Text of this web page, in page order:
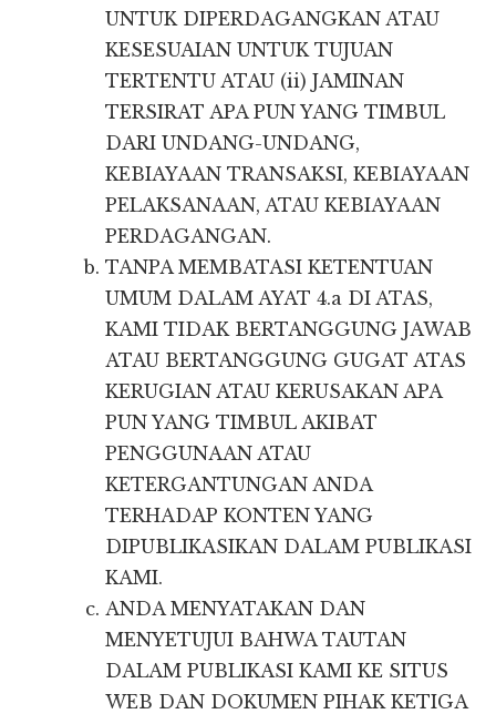
UNTUK DIPERDAGANGKAN ATAU
KESESUAIAN UNTUK TUJUAN
TERTENTU ATAU (ii) JAMINAN
TERSIRAT APA PUN YANG TIMBUL
DARI UNDANG-UNDANG,
KEBIAYAAN TRANSAKSI, KEBIAYAAN
PELAKSANAAN, ATAU KEBIAYAAN
PERDAGANGAN.
TANPA MEMBATASI KETENTUAN
UMUM DALAM AYAT 4.a DI ATAS,
KAMI TIDAK BERTANGGUNG JAWAB
ATAU BERTANGGUNG GUGAT ATAS
KERUGIAN ATAU KERUSAKAN APA
PUN YANG TIMBUL AKIBAT
PENGGUNAAN ATAU
KETERGANTUNGAN ANDA
TERHADAP KONTEN YANG
DIPUBLIKASIKAN DALAM PUBLIKASI
KAMI.
ANDA MENYATAKAN DAN
MENYETUJUI BAHWA TAUTAN
DALAM PUBLIKASI KAMI KE SITUS
WEB DAN DOKUMEN PIHAK KETIGA